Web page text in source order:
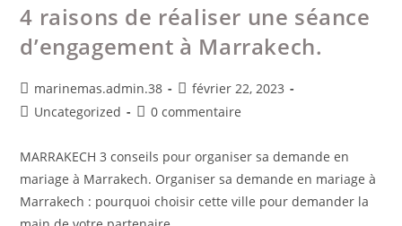
4 raisons de réaliser une séance
d’engagement à Marrakech.
marinemas.admin.38
février 22, 2023
Uncategorized
0 commentaire
MARRAKECH 3 conseils pour organiser sa demande en
mariage à Marrakech. Organiser sa demande en mariage à
Marrakech : pourquoi choisir cette ville pour demander la